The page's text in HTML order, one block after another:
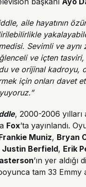
aile hayatının
Sevimli ve aynı
ve içten tasviri,
ve orijinal kadroyu,
için onları davet
, 2000-2006 yılları
Fox’ta yayınlandı.
Muniz, Bryan
Justin Berfield, Erik
’ın yer aldığı
tam 33 Emmy